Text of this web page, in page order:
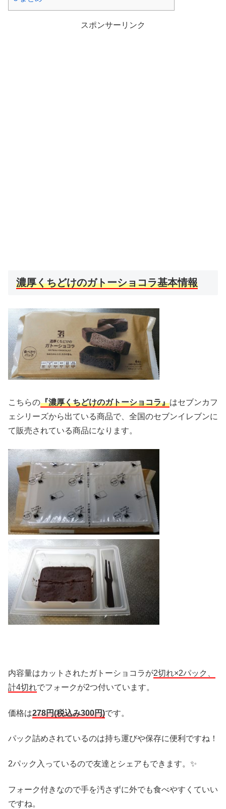
スポンサーリンク
濃厚くちどけのガトーショコラ基本情報
こちらの『濃厚くちどけのガトーショコラ』はセブンカフ
ェシリーズから出ている商品で、全国のセブンイレブンに
て販売されている商品になります。
内容量はカットされたガトーショコラが2切れ×2パック、
計4切れでフォークが2つ付いています。
価格は278円(税込み300円)です。
パック詰めされているのは持ち運びや保存に便利ですね！
2パック入っているので友達とシェアもできます。✨
フォーク付きなので手を汚さずに外でも食べやすくていい
ですね。